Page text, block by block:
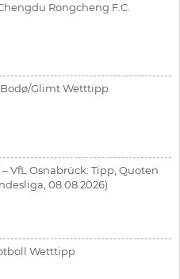
Rongcheng F.C.
Bodø/Glimt Wetttipp
VfL Osnabrück: Tipp, Quoten
08.08.2026)
Wetttipp